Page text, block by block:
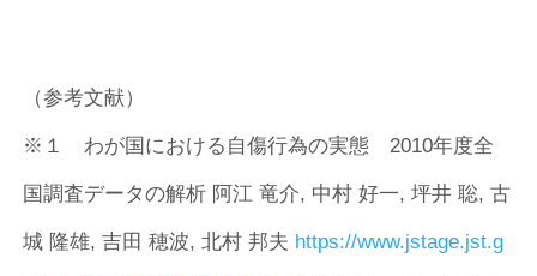
（参考文献）
※１ わが国における自傷行為の実態 2010年度全
国調査データの解析 阿江 竜介, 中村 好一, 坪井 聡, 古
城 隆雄, 吉田 穂波, 北村 邦夫 https://www.jstage.jst.g